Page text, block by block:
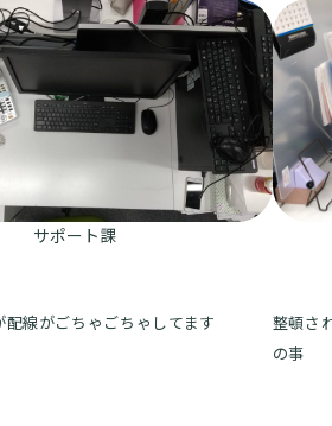
サポート課
線がごちゃごちゃしてます
整頓さ
の事